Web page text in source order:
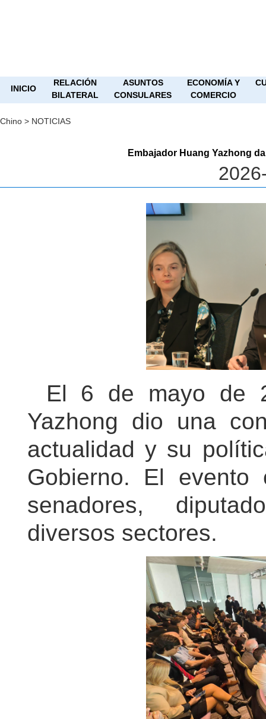
INICIO
RELACIÓN
BILATERAL
ASUNTOS
CONSULARES
ECONOMÍA Y
COMERCIO
Chino > NOTICIAS
Embajador Huang Yazhong
El 6 de mayo de
Yazhong dio una
actualidad y su
Gobierno. El
senadores,
diversos sectores.